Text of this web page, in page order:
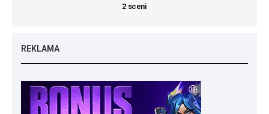
2 sceni
REKLAMA